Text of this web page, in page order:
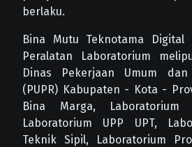
berlaku.
Bina Mutu Teknotama Digital
Peralatan Laboratorium
Dinas Pekerjaan Umum
(PUPR) Kabupaten - Kota -
Bina Marga, Laboratorium
Laboratorium UPP UPT,
Teknik Sipil, Laboratorium